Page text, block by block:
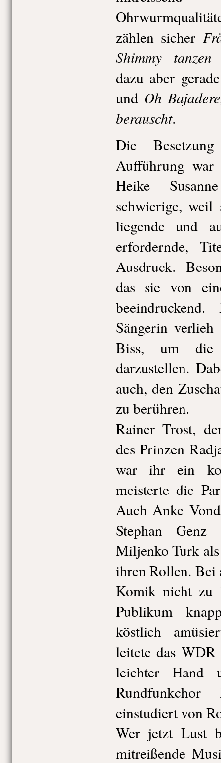
zählen sicher
Shimmy tanzen
dazu aber
und Oh
berauscht.
Die
Aufführung war
Heike
schwierige, weil
liegende und
erfordernde,
Ausdruck.
das sie von
beeindruckend.
Sängerin
Biss, um die
darzustellen.
auch, den
zu berühren.
Rainer Trost,
des Prinzen
war ihr ein
meisterte die
Auch Anke
Stephan
Miljenko Turk
ihren Rollen. Bei
Komik nicht zu
Publikum
köstlich
leitete das
leichter Hand
einstudiert von
Wer jetzt Lust
mitreißende